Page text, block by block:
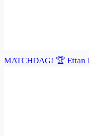
MATCHDAG! 🏆 Ettan